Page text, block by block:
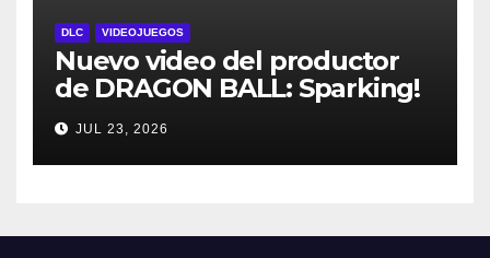
DLC VIDEOJUEGOS
Nuevo video del productor
de DRAGON BALL: Sparking!
ZERO detalla el Super Limit-
Breaking NEO DLC
JUL 23, 2026